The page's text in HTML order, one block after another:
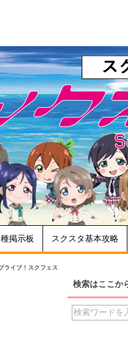
掲示板 スクスタ基本攻略
イブ！スクフェス
検索はここか